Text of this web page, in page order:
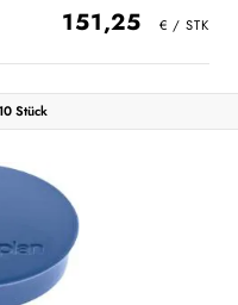
151,25
Stück